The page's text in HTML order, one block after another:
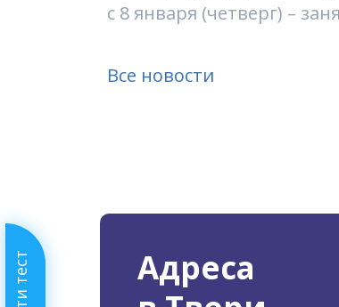
с 8 января (четверг) –
Все новости
Адреса